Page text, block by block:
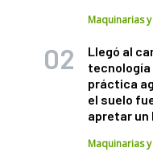
Maquinarias
Llegó al
tecnología
práctica
el suelo
apretar un
Maquinarias